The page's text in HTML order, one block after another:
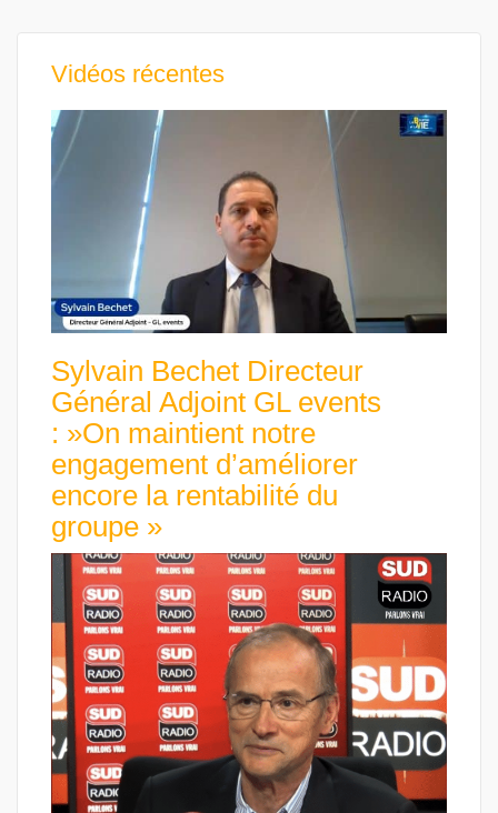
Vidéos récentes
Sylvain Bechet Directeur
Général Adjoint GL events
: »On maintient notre
engagement d’améliorer
encore la rentabilité du
groupe »